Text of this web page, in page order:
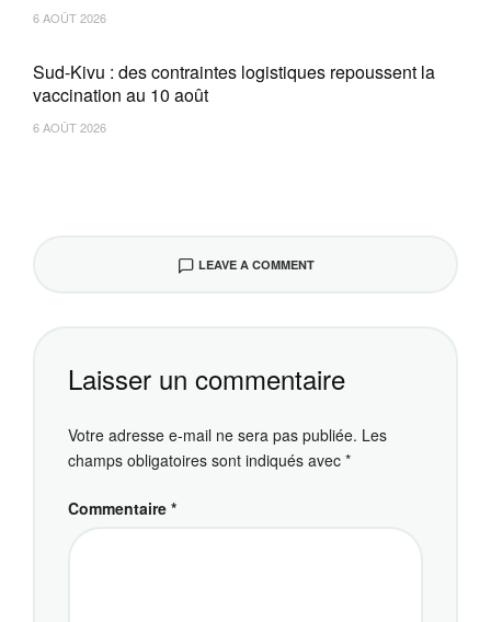
6 AOÛT 2026
Sud-Kivu : des contraintes logistiques repoussent la
vaccination au 10 août
6 AOÛT 2026
LEAVE A COMMENT
Laisser un commentaire
Votre adresse e-mail ne sera pas publiée. Les
champs obligatoires sont indiqués avec *
Commentaire *